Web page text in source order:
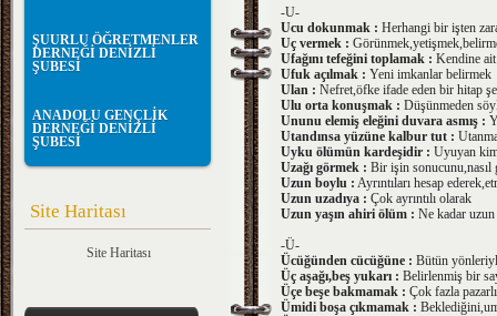
ŞUURLU ÖĞRETMENLER
DERNEĞİ DENİZLİ
ŞUBESİ
ANADOLU GENÇLİK
DERNEĞİ DENİZLİ
ŞUBESİ
Site Haritası
Site Haritası
-U-
Ucu dokunmak : Herhangi bir işten
Uç vermek :
Ufağını tefeğini toplamak : Kendine
Ufuk açılmak : Yeni imkanlar belirmek
Ulan : Nefret,öfke ifade eden bir hitap
Ulu orta konuşmak : Düşünmeden
Ununu elemiş eleğini duvara asmış :
Utandınsa yüzüne kalbur tut :
Uyku ölümün kardeşidir : Uyuyan
Uzağı görmek : Bir işin sonucunu,nasıl
Uzun boylu : Ayrıntıları hesap
Uzun uzadıya : Çok ayrıntılı olarak
Uzun yaşın ahiri ölüm : Ne kadar uzun
-Ü-
Ücüğünden cücüğüne : Bütün
Üç aşağı,beş yukarı : Belirlenmiş bir
Üçe beşe bakmamak : Çok fazla
Ümidi boşa çıkmamak :